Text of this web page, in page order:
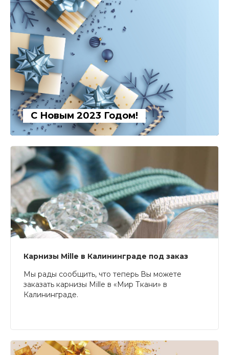
С Новым 2023 Годом!
Карнизы Mille в Калининграде под заказ
Мы рады сообщить, что теперь Вы можете
заказать карнизы Mille в «Мир Ткани» в
Калининграде.